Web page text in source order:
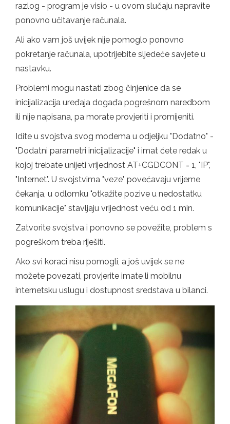
razlog - program je visio - u ovom slučaju napravite
ponovno učitavanje računala.
Ali ako vam još uvijek nije pomoglo ponovno
pokretanje računala, upotrijebite sljedeće savjete u
nastavku.
Problemi mogu nastati zbog činjenice da se
inicijalizacija uređaja događa pogrešnom naredbom
ili nije napisana, pa morate provjeriti i promijeniti.
Idite u svojstva svog modema u odjeljku "Dodatno" -
"Dodatni parametri inicijalizacije" i imat ćete redak u
kojoj trebate unijeti vrijednost AT+CGDCONT = 1, "IP",
"Internet". U svojstvima "veze" povećavaju vrijeme
čekanja, u odlomku "otkažite pozive u nedostatku
komunikacije" stavljaju vrijednost veću od 1 min.
Zatvorite svojstva i ponovno se povežite, problem s
pogreškom treba riješiti.
Ako svi koraci nisu pomogli, a još uvijek se ne
možete povezati, provjerite imate li mobilnu
internetsku uslugu i dostupnost sredstava u bilanci.